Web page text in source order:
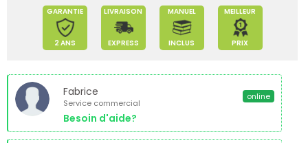
GARANTIE
2 ANS
LIVRAISON
EXPRESS
MANUEL
INCLUS
MEILLEUR
PRIX
Fabrice
Service commercial
Besoin d'aide?
online